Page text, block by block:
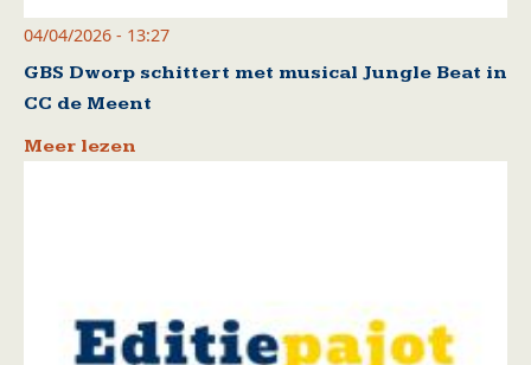
04/04/2026 - 13:27
GBS Dworp schittert met musical Jungle Beat in
CC de Meent
Meer lezen